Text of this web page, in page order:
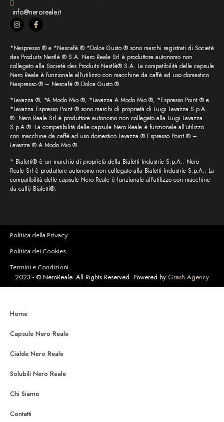
info@neroreale.it
*Nespresso ® e *Nescafé ® *Dolce Gusto ® sono marchi registrati di Societè
des Produits Nestlè ® S.A. Nero Reale Srl è produttore autonomo non
collegato alla Societè des Produits Nestlè® S.A. La compatibilità delle capsule
Nero Reale è funzionale all’utilizzo con macchine da caffè ad uso domestico
Nespresso ® – Nescafé ® Dolce Gusto ®.
*Lavazza ®, *A Modo Mio ®, *Lavazza A Modo Mio ®, *Espresso Point ® e
*Lavazza Espresso Point ® sono marchi di proprietà di Luigi Lavazza S.p.A.
®. Nero Reale Srl è produttore autonomo non collegato alla Luigi Lavazza
S.p.A.®. La compatibilità delle capsule Nero Reale è funzionale all’utilizzo
con macchine da caffè ad uso domestico Lavazza ® Espresso Point ® –
Lavazza ® A Modo Mio ®.
* Bialetti® è un marchio di proprietà della Bialetti Industrie S.p.A.. Nero
Reale Srl è produttore autonomo non collegato alla Bialetti Industrie S.p.A.. La
compatibilità delle capsule Nero Reale è funzionale all’utilizzo con macchine
da caffè Bialetti®.
2023 - © NeroReale. All Rights Reserved. Powered by Grash Agency
Politica della Privacy
Politica dei Cookies
Termini e Condizioni
Home
Capsule Nero Reale
Cialde Nero Reale
Solubili Nero Reale
Chi Siamo
Contatti